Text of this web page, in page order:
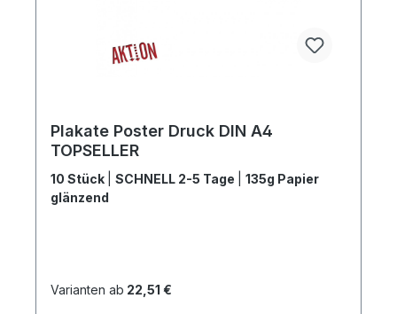
Plakate Poster Druck DIN A4
TOPSELLER
10 Stück SCHNELL 2-5 Tage
135g Papier
glänzend
Varianten ab 22,51 €